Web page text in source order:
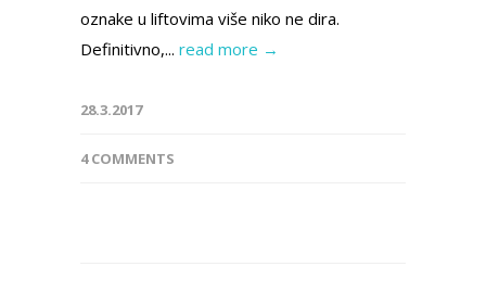
oznake u liftovima više niko ne dira.
Definitivno,... read more →
28.3.2017
4 COMMENTS